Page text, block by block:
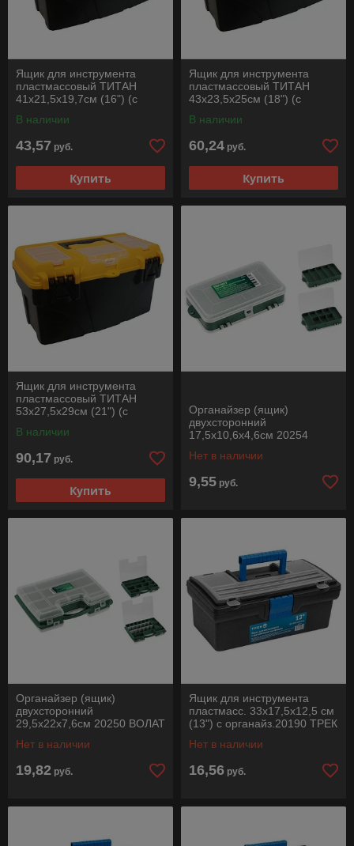
Ящик для инструмента
пластмассовый ТИТАН
41х21,5х19,7см (16") (с
В наличии
43,57 руб.
Купить
Ящик для инструмента
пластмассовый ТИТАН
43х23,5х25см (18") (с
В наличии
60,24 руб.
Купить
Ящик для инструмента
пластмассовый ТИТАН
53х27,5х29см (21") (с
В наличии
90,17 руб.
Купить
Органайзер (ящик)
двухсторонний
17,5х10,6х4,6см 20254
Нет в наличии
9,55 руб.
Органайзер (ящик)
двухсторонний
29,5х22х7,6см 20250 ВОЛАТ
Нет в наличии
19,82 руб.
Ящик для инструмента
пластмасс. 33х17,5х12,5 см
(13") с органайз.20190 ТРЕК
Нет в наличии
16,56 руб.